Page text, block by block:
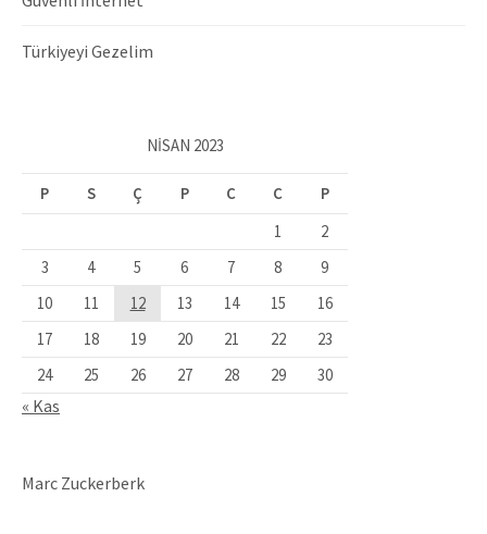
Türkiyeyi Gezelim
NISAN 2023
P S Ç P C C
P
1
2
3
4 5 6 7 8
9
10
11 12 13 14 15
16
17
18 19 20 21 22
23
24
25 26 27 28 29 30
« Kas
Marc Zuckerberk